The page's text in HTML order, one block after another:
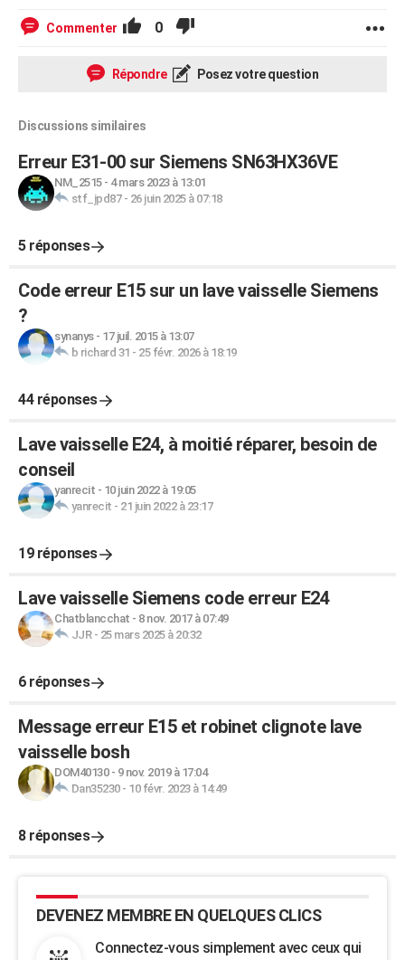
Commenter 0
Répondre Posez votre question
Discussions similaires
Erreur E31-00 sur Siemens SN63HX36VE
NM_2515- 4 mars 2023 à 13:01
stf_jpd87- 26 juin 2025 à 07:18
5 réponses
Code erreur E15 sur un lave vaisselle Siemens
?
synanys- 17 juil. 2015 à 13:07
b richard 31 - 25 févr. 2026 à 18:19
44 réponses
Lave vaisselle E24, à moitié réparer, besoin de
conseil
yanrecit - 10 juin 2022 à 19:05
yanrecit - 21 juin 2022 à 23:17
19 réponses
Lave vaisselle Siemens code erreur E24
Chatblancchat - 8 nov. 2017 à 07:49
JJR- 25 mars 2025 à 20:32
6 réponses
Message erreur E15 et robinet clignote lave
vaisselle bosh
DOM40130- 9 nov. 2019 à 17:04
Dan35230- 10 févr. 2023 à 14:49
8 réponses
DEVENEZ MEMBRE EN QUELQUES CLICS
Connectez-vous simplement avec ceux qui